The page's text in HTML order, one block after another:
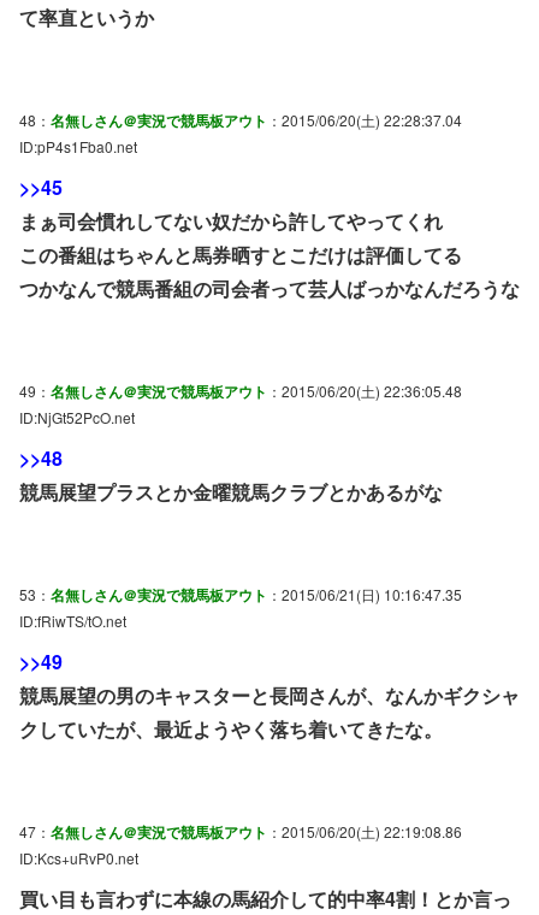
て率直というか
48： 名無しさん＠実況で競馬板アウト ：2015/06/20(土) 22:28:37.04
ID:pP4s1Fba0.net
>>45
まぁ司会慣れしてない奴だから許してやってくれ
この番組はちゃんと馬券晒すとこだけは評価してる
つかなんで競馬番組の司会者って芸人ばっかなんだろうな
49： 名無しさん＠実況で競馬板アウト ：2015/06/20(土) 22:36:05.48
ID:NjGt52PcO.net
>>48
競馬展望プラスとか金曜競馬クラブとかあるがな
53： 名無しさん＠実況で競馬板アウト ：2015/06/21(日) 10:16:47.35
ID:fRiwTS/tO.net
>>49
競馬展望の男のキャスターと長岡さんが、なんかギクシャ
クしていたが、最近ようやく落ち着いてきたな。
47： 名無しさん＠実況で競馬板アウト ：2015/06/20(土) 22:19:08.86
ID:Kcs+uRvP0.net
買い目も言わずに本線の馬紹介して的中率4割！とか言っ